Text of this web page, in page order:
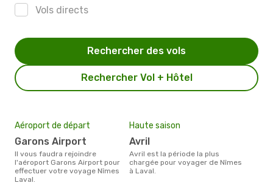
Vols directs
Rechercher Vol + Hôtel
Rechercher des vols
Aéroport de départ
Garons Airport
Il vous faudra rejoindre
l'aéroport Garons Airport pour
effectuer votre voyage Nîmes
Laval.
Haute saison
avril
avril est la période la plus
chargée pour voyager de Nîmes
à Laval.